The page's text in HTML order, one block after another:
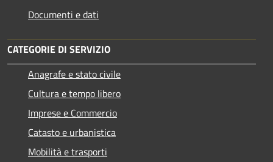
Documenti e dati
CATEGORIE DI SERVIZIO
Anagrafe e stato civile
Cultura e tempo libero
Imprese e Commercio
Catasto e urbanistica
Mobilità e trasporti